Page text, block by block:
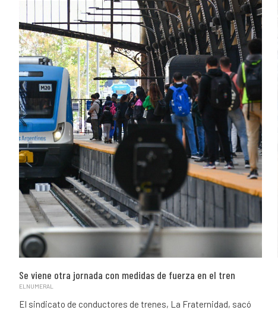
Se viene otra jornada con medidas de fuerza en el tren
ELNUMERAL
El sindicato de conductores de trenes, La Fraternidad, sacó